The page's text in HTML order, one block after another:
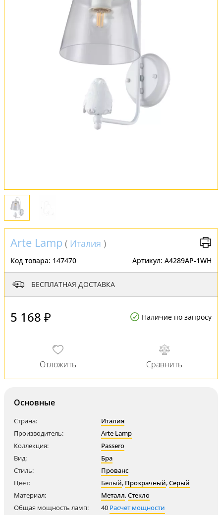
Установка
Arte Lamp ( Италия )
Код товара: 147470 Артикул: A4289AP-1WH
БЕСПЛАТНАЯ ДОСТАВКА
5 168 ₽ Наличие по запросу
Основные
Страна:
Италия
Производитель:
Arte Lamp
Коллекция:
Passero
Вид:
Бра
Стиль:
Прованс
Цвет:
Белый, Прозрачный,Серый
Материал:
Металл,Стекло
Общая мощность ламп:
40 Расчет мощности